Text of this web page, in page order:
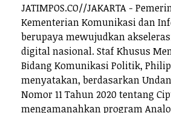
JATIMPOS.CO//JAKARTA -
Kementerian Komunikasi dan
berupaya mewujudkan
digital nasional. Staf Khusus
Bidang Komunikasi Politik, Philip
menyatakan, berdasarkan
Nomor 11 Tahun 2020 tentang
mengamanahkan program